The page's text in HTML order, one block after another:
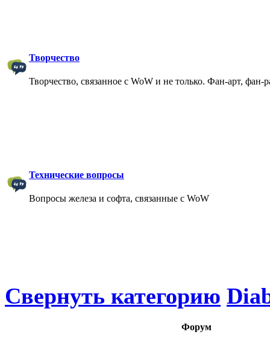
Творчество
Творчество, связанное с WoW и не только. Фан-арт, фан-
Технические вопросы
Вопросы железа и софта, связанные с WoW
Свернуть категорию
Форум